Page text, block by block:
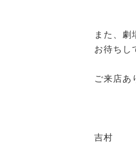
また、
お待ちし
ご来店あ
吉村